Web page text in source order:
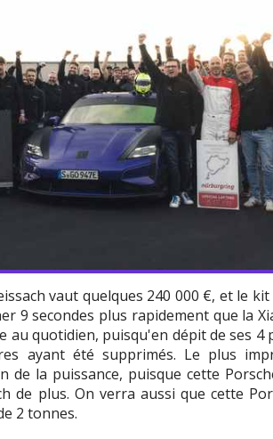
vaut quelques 240 000 €, et le
9 secondes plus rapidement que la
quotidien, puisqu'en dépit de ses 4
ayant été supprimés. Le plus
la puissance, puisque cette
de plus. On verra aussi que cette
2 tonnes.